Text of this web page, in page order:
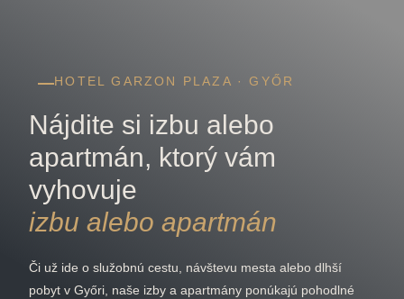
HOTEL GARZON PLAZA · GYŐR
Nájdite si izbu alebo
apartmán, ktorý vám
vyhovuje
izbu alebo apartmán
Či už ide o služobnú cestu, návštevu mesta alebo dlhší
pobyt v Győri, naše izby a apartmány ponúkajú pohodlné